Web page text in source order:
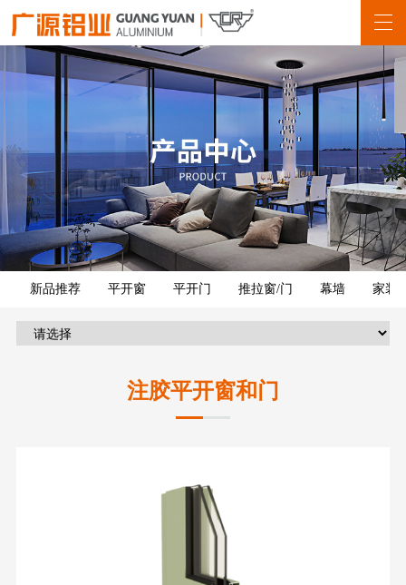
新品推荐 平开窗 平开门 推拉窗/门 幕墙 家装
注胶平开窗和门